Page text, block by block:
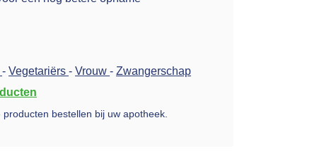
- Vegetariërs - Vrouw - Zwangerschap
bestellen bij uw apotheek.